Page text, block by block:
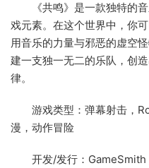
《共鸣》是一款独特的
戏元素。在这个世界中，你
用音乐的力量与邪恶的虚空
建一支独一无二的乐队，创
律。
游戏类型：弹幕射击，
漫，动作冒险
开发/发行：GameSmith